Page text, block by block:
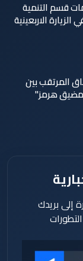
قسم التنمية
الاربعينية
المرتقب بين
هرمز"
إلى بريدك